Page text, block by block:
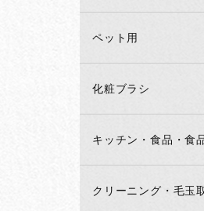
ペット用
化粧ブラシ
キッチン・食品・食
クリーニング・毛玉